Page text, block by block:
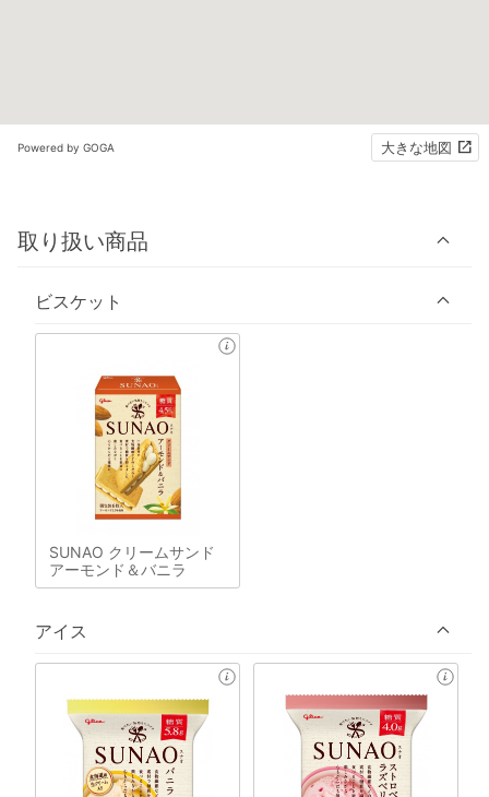
Powered by GOGA 大きな地図
取り扱い商品
ビスケット
SUNAO クリームサンド
アーモンド＆バニラ
アイス